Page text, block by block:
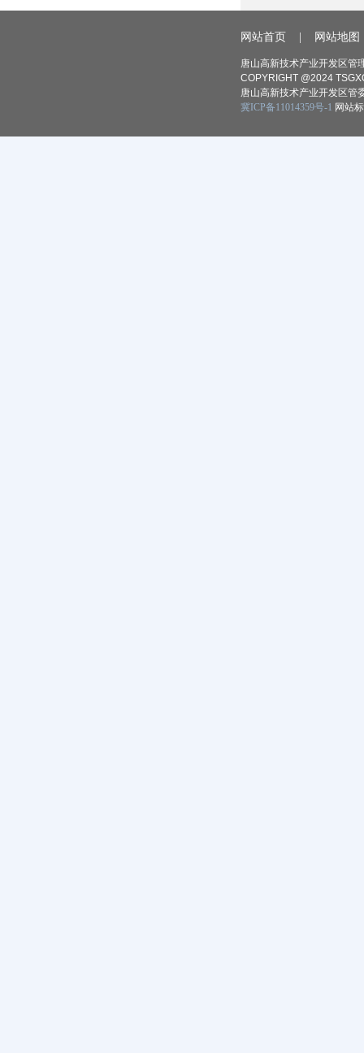
网站首页 网站地图
唐山高新技术产业开发区管
COPYRIGHT @2024
唐山高新技术产业开发区管
冀ICP备11014359号-1 网站